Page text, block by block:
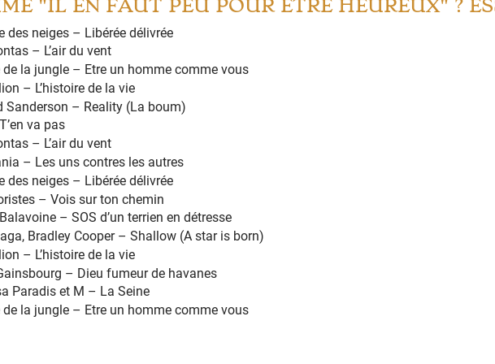
reux!
"IL EN FAUT PEU POUR ÊTRE HEUREUX" ?